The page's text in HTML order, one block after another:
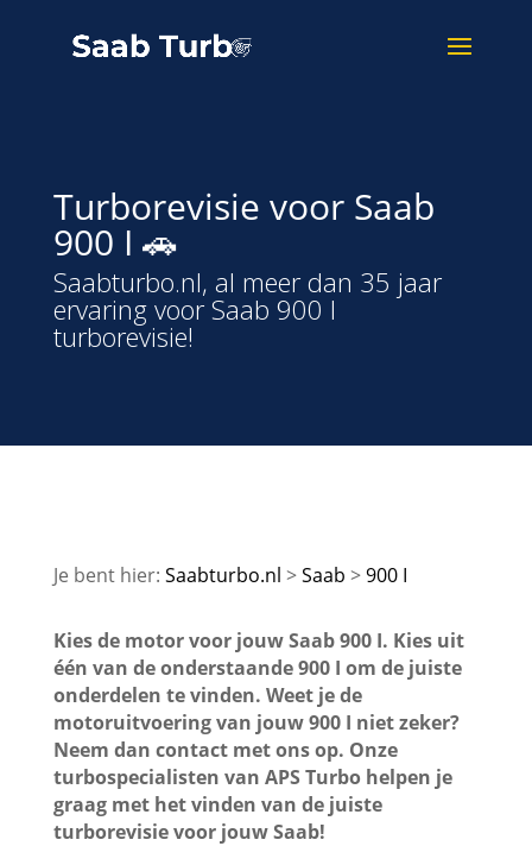
Turborevisie voor Saab
900 I 🚗
Saabturbo.nl, al meer dan 35 jaar
ervaring voor Saab 900 I
turborevisie!
Saabturbo.nl Saab 900 I
Kies de motor voor jouw Saab 900 I. Kies uit
één van de onderstaande 900 I om de juiste
onderdelen te vinden. Weet je de
motoruitvoering van jouw 900 I niet zeker?
Neem dan contact met ons op. Onze
turbospecialisten van APS Turbo helpen je
graag met het vinden van de juiste
turborevisie voor jouw Saab!